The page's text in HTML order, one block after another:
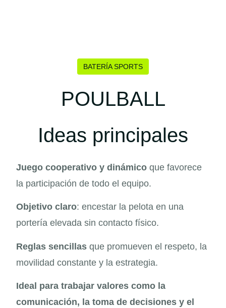
BATERÍA SPORTS
POULBALL
Ideas principales
Juego cooperativo y dinámico que favorece
la participación de todo el equipo.
Objetivo claro: encestar la pelota en una
portería elevada sin contacto físico.
Reglas sencillas que promueven el respeto, la
movilidad constante y la estrategia.
Ideal para trabajar valores como la
comunicación, la toma de decisiones y el